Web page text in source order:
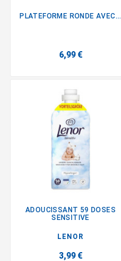
PLATEFORME RONDE AVEC...
6,99 €
ADOUCISSANT 59 DOSES
SENSITIVE
LENOR
3,99 €